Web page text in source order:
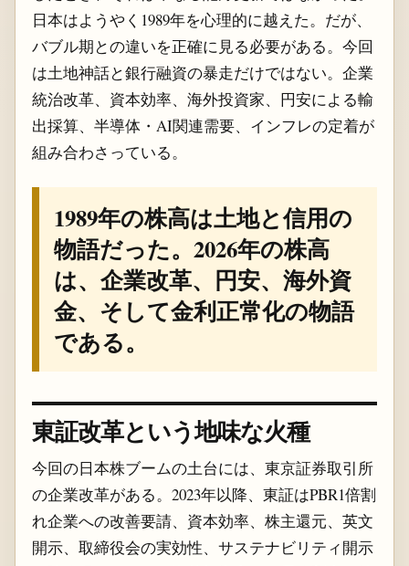
日本はようやく1989年を心理的に越えた。だが、
バブル期との違いを正確に見る必要がある。今回
は土地神話と銀行融資の暴走だけではない。企業
統治改革、資本効率、海外投資家、円安による輸
出採算、半導体・AI関連需要、インフレの定着が
組み合わさっている。
1989年の株高は土地と信用の
物語だった。2026年の株高
は、企業改革、円安、海外資
金、そして金利正常化の物語
である。
東証改革という地味な火種
今回の日本株ブームの土台には、東京証券取引所
の企業改革がある。2023年以降、東証はPBR1倍割
れ企業への改善要請、資本効率、株主還元、英文
開示、取締役会の実効性、サステナビリティ開示